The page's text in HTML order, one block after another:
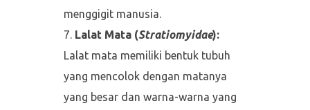
menggigit manusia.
Lalat Mata (Stratiomyidae):
Lalat mata memiliki bentuk tubuh
yang mencolok dengan matanya
yang besar dan warna-warna yang